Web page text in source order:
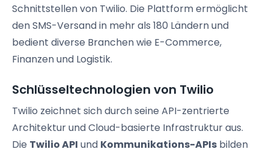
Schnittstellen von Twilio. Die Plattform ermöglicht
den SMS-Versand in mehr als 180 Ländern und
bedient diverse Branchen wie E-Commerce,
Finanzen und Logistik.
Schlüsseltechnologien von Twilio
Twilio zeichnet sich durch seine API-zentrierte
Architektur und Cloud-basierte Infrastruktur aus.
Die Twilio API und Kommunikations-APIs bilden